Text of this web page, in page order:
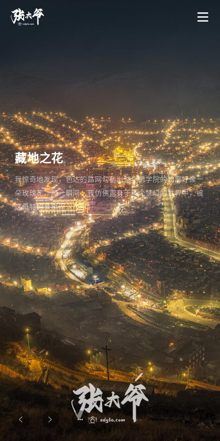
藏地之花
我惊奇地发现，色达的路网勾勒出整个佛学院的轮廓好像一
朵玫瑰花。那一瞬间，我仿佛置身于一个梦幻的世界中，被
这奇特的景象深深吸引。